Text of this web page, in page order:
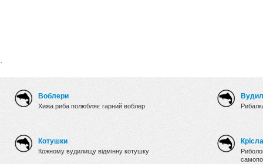
.
Воблери
Хижа риба полюбляє гарний воблер
Котушки
Кожному вудилищу відмінну котушку